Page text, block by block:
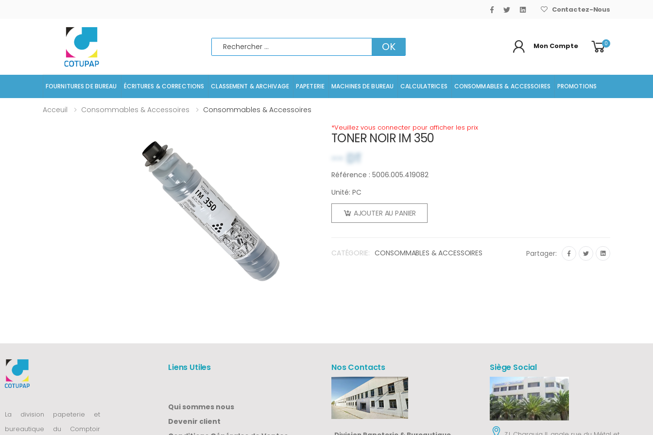
Contactez-Nous
Rechercher OK Mon Compte 0
FOURNITURES DE BUREAU ÉCRITURES & CORRECTIONS CLASSEMENT & ARCHIVAGE PAPETERIE MACHINES DE BUREAU CALCULATRICES CONSOMMABLES & ACCESSOIRES PROMOTIONS
Acceuil Consommables & Accessoires Consommables & Accessoires
*Veuillez vous connecter pour afficher les prix
TONER NOIR IM 350
-- DT
Référence : 5006.005.419082
Unité: PC
AJOUTER AU PANIER
CATÉGORIE: CONSOMMABLES & ACCESSOIRES Partager:
La division papeterie et
bureautique du Comptoir
Liens Utiles
Qui sommes nous
Devenir client
Nos Contacts Siège Social